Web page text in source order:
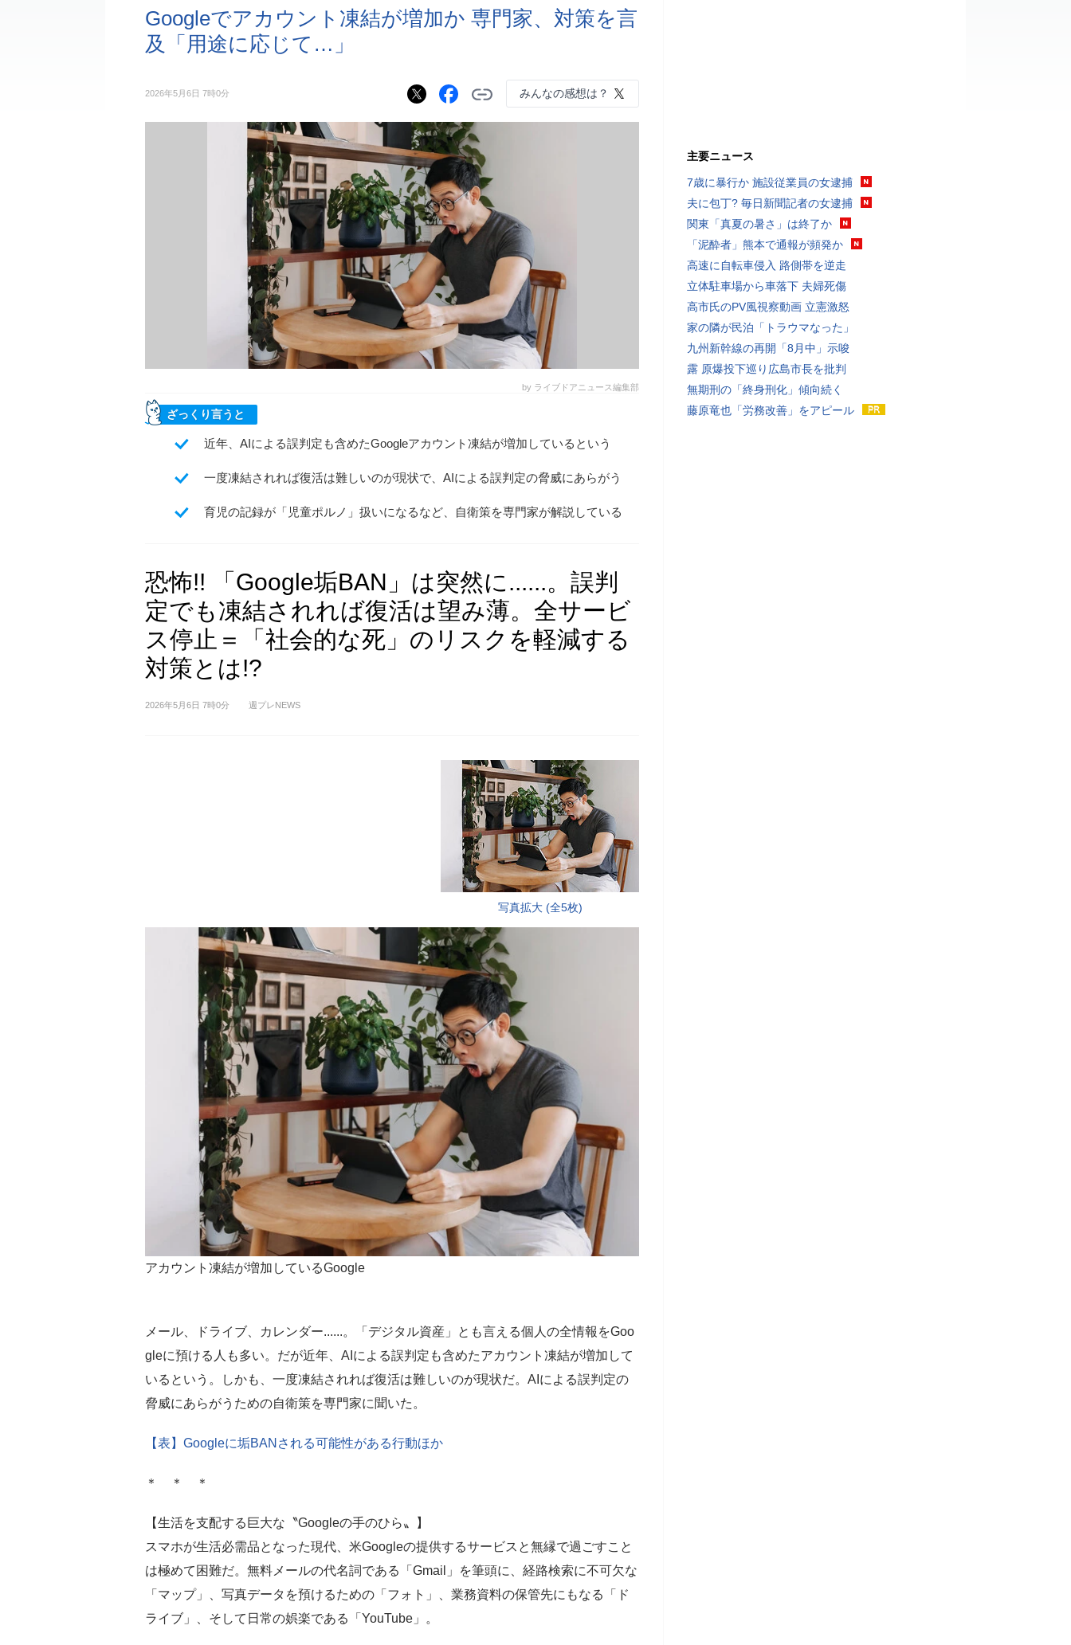
Googleでアカウント凍結が増加か 専門家、対策を言
及「用途に応じて…」
2026年5月6日 7時0分 みんなの感想は？
by ライブドアニュース編集部
ざっくり言うと
近年、AIによる誤判定も含めたGoogleアカウント凍結が増加しているという
一度凍結されれば復活は難しいのが現状で、AIによる誤判定の脅威にあらがう
育児の記録が「児童ポルノ」扱いになるなど、自衛策を専門家が解説している
恐怖!! 「Google垢BAN」は突然に......。誤判
定でも凍結されれば復活は望み薄。全サービ
ス停止＝「社会的な死」のリスクを軽減する
対策とは!?
2026年5月6日 7時0分 週プレNEWS
写真拡大 (全5枚)
アカウント凍結が増加しているGoogle
メール、ドライブ、カレンダー......。「デジタル資産」とも言える個人の全情報をGoo
gleに預ける人も多い。だが近年、AIによる誤判定も含めたアカウント凍結が増加して
いるという。しかも、一度凍結されれば復活は難しいのが現状だ。AIによる誤判定の
脅威にあらがうための自衛策を専門家に聞いた。
【表】Googleに垢BANされる可能性がある行動ほか
＊ ＊ ＊
【生活を支配する巨大な〝Googleの手のひら〟】
スマホが生活必需品となった現代、米Googleの提供するサービスと無縁で過ごすこと
は極めて困難だ。無料メールの代名詞である「Gmail」を筆頭に、経路検索に不可欠な
「マップ」、写真データを預けるための「フォト」、業務資料の保管先にもなる「ド
ライブ」、そして日常の娯楽である「YouTube」。
主要ニュース
7歳に暴行か 施設従業員の女逮捕
夫に包丁? 毎日新聞記者の女逮捕
関東「真夏の暑さ」は終了か
「泥酔者」熊本で通報が頻発か
高速に自転車侵入 路側帯を逆走
立体駐車場から車落下 夫婦死傷
高市氏のPV風視察動画 立憲激怒
家の隣が民泊「トラウマなった」
九州新幹線の再開「8月中」示唆
露 原爆投下巡り広島市長を批判
無期刑の「終身刑化」傾向続く
藤原竜也「労務改善」をアピール